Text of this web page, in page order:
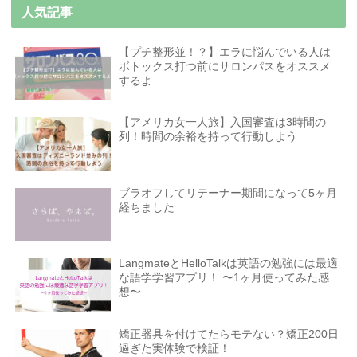
人気記事
【プチ整形並！？】エラに悩んでいる人は
ボトックス打つ前にサロンパスをオススメ
するよ
【アメリカ女一人旅】入国審査は3時間の
列！時間の余裕を持って行動しよう
ブラオフしてリテーナー期間になって5ヶ月
経ちました
LangmateとHelloTalkは英語の勉強には最適
な語学学習アプリ！ 〜1ヶ月使ってみた感
想〜
矯正器具を付けてたらモテない？矯正200日
過ぎた実体験で検証！